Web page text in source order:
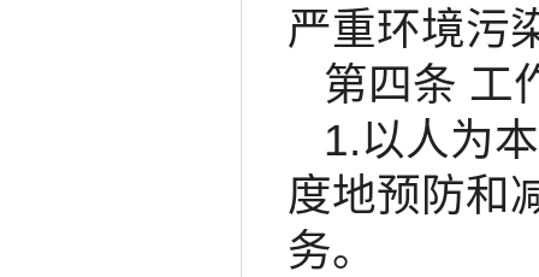
严重环境污
第四条 工
1.以人为
度地预防和
务。